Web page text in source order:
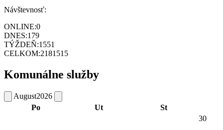
Návštevnosť:
ONLINE:0
DNES:179
TÝŽDEŇ:1551
CELKOM:2181515
Komunálne služby
August2026
Po
Ut St
30